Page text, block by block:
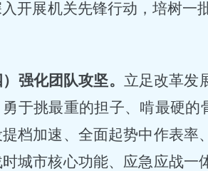
开展机关先锋行动，培树一
强化团队攻坚。 立足改革发
于挑最重的担子、啃最硬的
档加速、全面起势中作表率
城市核心功能、应急应战一